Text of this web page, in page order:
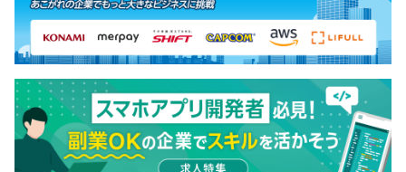
【開発環境】
UI/UX